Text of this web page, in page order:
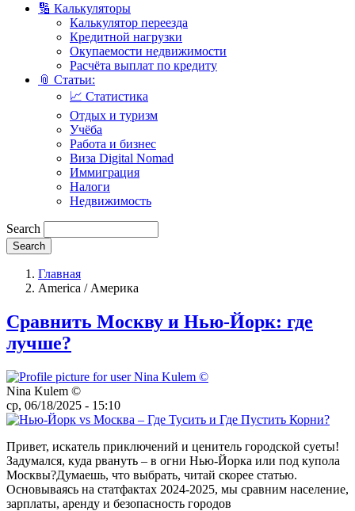
🔢 Калькуляторы
Калькулятор переезда
Кредитной нагрузки
Окупаемости недвижимости
Расчёта выплат по кредиту
📎 Статьи:
📈 Статистика
Отдых и туризм
Учёба
Работа и бизнес
Виза Digital Nomad
Иммиграция
Налоги
Недвижимость
Search
Главная
America / Америка
Сравнить Москву и Нью-Йорк: где
лучше?
Nina Kulem ©️
ср, 06/18/2025 - 15:10
Привет, искатель приключений и ценитель городской суеты!
Задумался, куда рвануть – в огни Нью-Йорка или под купола
Москвы?Думаешь, что выбрать, читай скорее статью.
Основываясь на статфактах 2024-2025, мы сравним население,
зарплаты, аренду и безопасность городов